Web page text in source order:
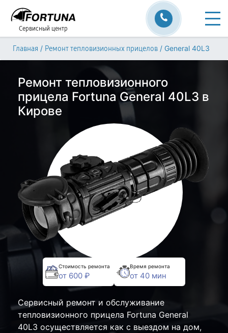
Сервисный центр
Главная / Ремонт тепловизионных прицелов / General 40L3
Ремонт тепловизионного
прицела Fortuna General 40L3 в
Кирове
Стоимость ремонта
от 600 ₽
Время ремонта
от 40 мин
Сервисный ремонт и обслуживание
тепловизионного прицела Fortuna General
40L3 осуществляется как с выездом на дом,